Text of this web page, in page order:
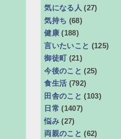
気になる人 (27)
気持ち (68)
健康 (188)
言いたいこと (125)
御徒町 (21)
今後のこと (25)
食生活 (792)
田舎のこと (103)
日常 (1407)
悩み (27)
両親のこと (62)